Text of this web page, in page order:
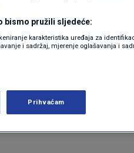
sociopata i psihopata
su odrasli, dok se
bismo pružili sljedeće:
karakteristika uređaja za
i sadržaj, mjerenje oglašavanja i
Prihvaćam